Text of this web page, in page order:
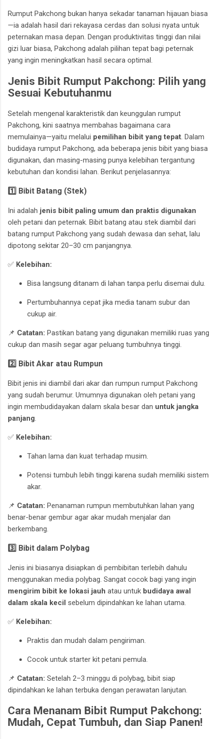
Rumput Pakchong bukan hanya sekadar tanaman hijauan biasa
—ia adalah hasil dari rekayasa cerdas dan solusi nyata untuk
peternakan masa depan. Dengan produktivitas tinggi dan nilai
gizi luar biasa, Pakchong adalah pilihan tepat bagi peternak
yang ingin meningkatkan hasil secara optimal.
Jenis Bibit Rumput Pakchong: Pilih yang
Sesuai Kebutuhanmu
Setelah mengenal karakteristik dan keunggulan rumput
Pakchong, kini saatnya membahas bagaimana cara
memulainya—yaitu melalui pemilihan bibit yang tepat . Dalam
budidaya rumput Pakchong, ada beberapa jenis bibit yang biasa
digunakan, dan masing-masing punya kelebihan tergantung
kebutuhan dan kondisi lahan. Berikut penjelasannya:
1️⃣ Bibit Batang (Stek)
Ini adalah jenis bibit paling umum dan praktis digunakan
oleh petani dan peternak. Bibit batang atau stek diambil dari
batang rumput Pakchong yang sudah dewasa dan sehat, lalu
dipotong sekitar 20–30 cm panjangnya.
✅ Kelebihan:
Bisa langsung ditanam di lahan tanpa perlu disemai dulu.
Pertumbuhannya cepat jika media tanam subur dan
cukup air.
📌 Catatan: Pastikan batang yang digunakan memiliki ruas yang
cukup dan masih segar agar peluang tumbuhnya tinggi.
2️⃣ Bibit Akar atau Rumpun
Bibit jenis ini diambil dari akar dan rumpun rumput Pakchong
yang sudah berumur. Umumnya digunakan oleh petani yang
ingin membudidayakan dalam skala besar dan untuk jangka
panjang
✅ Kelebihan:
Tahan lama dan kuat terhadap musim.
Potensi tumbuh lebih tinggi karena sudah memiliki sistem
akar.
📌 Catatan: Penanaman rumpun membutuhkan lahan yang
benar-benar gembur agar akar mudah menjalar dan
berkembang.
3️⃣ Bibit dalam Polybag
Jenis ini biasanya disiapkan di pembibitan terlebih dahulu
menggunakan media polybag. Sangat cocok bagi yang ingin
mengirim bibit ke lokasi jauh atau untuk budidaya awal
dalam skala kecil sebelum dipindahkan ke lahan utama.
✅ Kelebihan:
Praktis dan mudah dalam pengiriman.
Cocok untuk starter kit petani pemula.
📌 Catatan: Setelah 2–3 minggu di polybag, bibit siap
dipindahkan ke lahan terbuka dengan perawatan lanjutan.
Cara Menanam Bibit Rumput Pakchong:
Mudah, Cepat Tumbuh, dan Siap Panen!